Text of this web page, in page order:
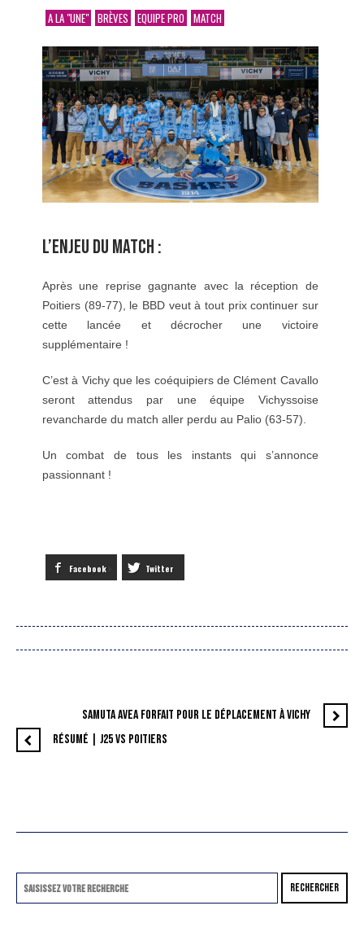
A LA "UNE" BRÈVES EQUIPE PRO MATCH
L’ENJEU DU MATCH :
Après une reprise gagnante avec la réception de
Poitiers (89-77), le BBD veut à tout prix continuer sur
cette lancée et décrocher une victoire
supplémentaire !
C’est à Vichy que les coéquipiers de Clément Cavallo
seront attendus par une équipe Vichyssoise
revancharde du match aller perdu au Palio (63-57).
Un combat de tous les instants qui s’annonce
passionnant !
Facebook Twitter
SAMUTA AVEA FORFAIT POUR LE DÉPLACEMENT À VICHY
RÉSUMÉ | J25 VS POITIERS
RECHERCHER